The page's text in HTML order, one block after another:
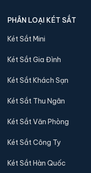
gold chính hãng
🔒 Khoá:Khóa vân tay
4,290,000 đ
Xem chi tiết →
PHÂN LOẠI KÉT SẮT
Két Sắt Mini
Két Sắt Gia Đình
Két Sắt Khách Sạn
Két Sắt Thu Ngân
Két Sắt Văn Phòng
Két Sắt Công Ty
Két Sắt Hàn Quốc